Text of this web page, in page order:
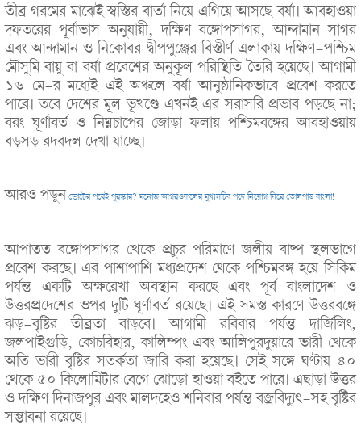
তীব্র গরমের মাঝেই স্বস্তির বার্তা নিয়ে এগিয়ে আসছে বর্ষা। আবহাওয়া
দফতরের পূর্বাভাস অনুযায়ী, দক্ষিণ বঙ্গোপসাগর, আন্দামান সাগর
এবং আন্দামান ও নিকোবর দ্বীপপুঞ্জের বিস্তীর্ণ এলাকায় দক্ষিণ-পশ্চিম
মৌসুমি বায়ু বা বর্ষা প্রবেশের অনুকূল পরিস্থিতি তৈরি হয়েছে। আগামী
১৬ মে-র মধ্যেই এই অঞ্চলে বর্ষা আনুষ্ঠানিকভাবে প্রবেশ করতে
পারে। তবে দেশের মূল ভূখণ্ডে এখনই এর সরাসরি প্রভাব পড়ছে না;
বরং ঘূর্ণাবর্ত ও নিম্নচাপের জোড়া ফলায় পশ্চিমবঙ্গের আবহাওয়ায়
বড়সড় রদবদল দেখা যাচ্ছে।
আরও পড়ুন ভোটের পরেই পুরস্কার? মনোজ আগরওয়ালের মুখ্যসচিব পদে নিয়োগ ঘিরে তোলপাড় বাংলা!
আপাতত বঙ্গোপসাগর থেকে প্রচুর পরিমাণে জলীয় বাষ্প স্থলভাগে
প্রবেশ করছে। এর পাশাপাশি মধ্যপ্রদেশ থেকে পশ্চিমবঙ্গ হয়ে সিকিম
পর্যন্ত একটি অক্ষরেখা অবস্থান করছে এবং পূর্ব বাংলাদেশ ও
উত্তরপ্রদেশের ওপর দুটি ঘূর্ণাবর্ত রয়েছে। এই সমস্ত কারণে উত্তরবঙ্গে
ঝড়-বৃষ্টির তীব্রতা বাড়বে। আগামী রবিবার পর্যন্ত দার্জিলিং,
জলপাইগুড়ি, কোচবিহার, কালিম্পং এবং আলিপুরদুয়ারে ভারী থেকে
অতি ভারী বৃষ্টির সতর্কতা জারি করা হয়েছে। সেই সঙ্গে ঘণ্টায় ৪০
থেকে ৫০ কিলোমিটার বেগে ঝোড়ো হাওয়া বইতে পারে। এছাড়া উত্তর
ও দক্ষিণ দিনাজপুর এবং মালদহেও শনিবার পর্যন্ত বজ্রবিদ্যুৎ-সহ বৃষ্টির
সম্ভাবনা রয়েছে।